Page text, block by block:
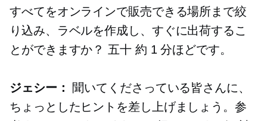
すべてをオンラインで販売できる場所まで絞
り込み、ラベルを作成し、すぐに出荷するこ
とができますか？ 五十約 1 分ほどです。
ジェシー：
聞いてくださっている皆さんに、
ちょっとしたヒントを差し上げましょう。参